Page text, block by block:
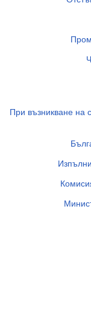
При възникване на